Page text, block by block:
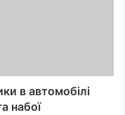
в автомобілі
набої